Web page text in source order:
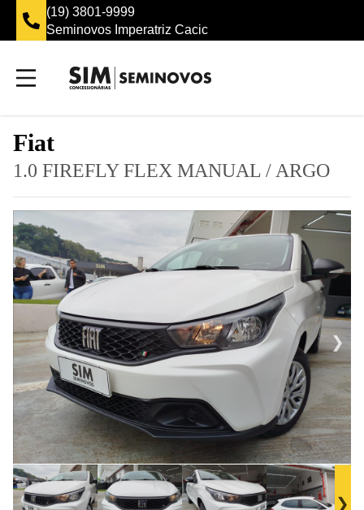
(19) 3801-9999
Seminovos Imperatriz Cacic
Fiat
1.0 FIREFLY FLEX MANUAL/ ARGO